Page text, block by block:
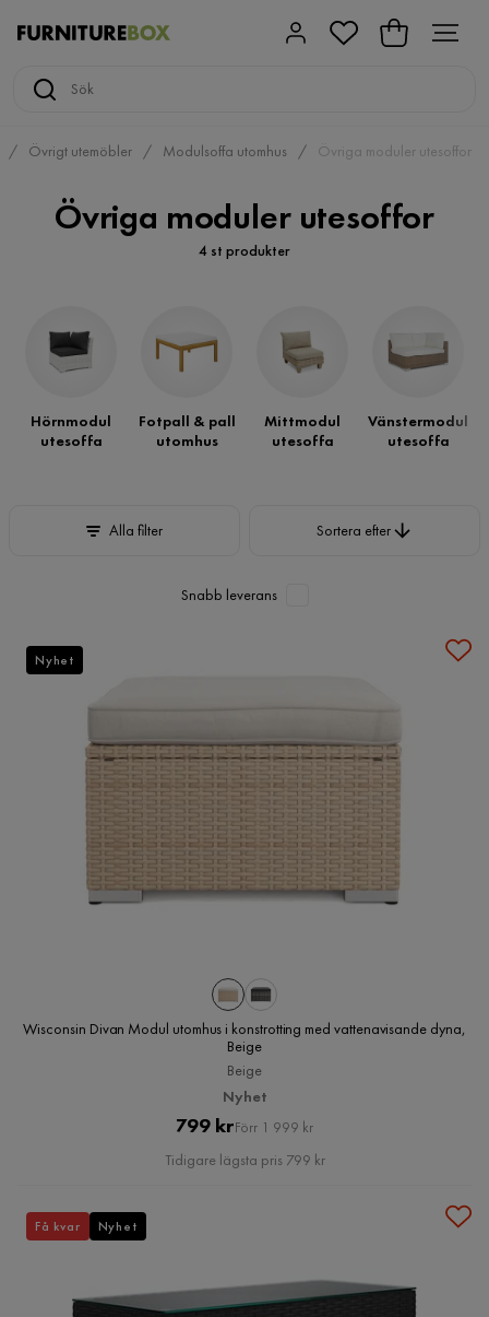
Övrigt utemöbler Modulsoffa utomhus Övriga moduler utesoffor
Övriga moduler utesoffor
4 st produkter
Hörnmodul
utesoffa
Fotpall & pall
utomhus
Mittmodul
utesoffa
Vänstermodul
utesoffa
Alla filter Sortera efter
Snabb leverans
Wisconsin Divan Modul utomhus i konstrotting med vattenavisande dyna,
Beige
Beige
Nyhet
Pris
799 kr Original
Pris
Förr 1 999 kr
Tidigare lägsta pris 799 kr
Nyhet
Få kvar Nyhet